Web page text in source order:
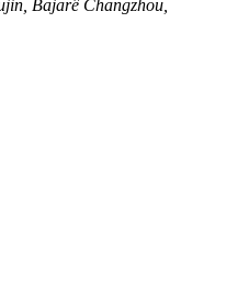
Bajarê Changzhou,